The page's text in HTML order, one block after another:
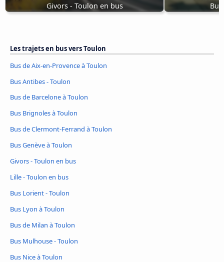
Givors - Toulon en bus
Les trajets en bus vers Toulon
Bus de Aix-en-Provence à Toulon
Bus Antibes - Toulon
Bus de Barcelone à Toulon
Bus Brignoles à Toulon
Bus de Clermont-Ferrand à Toulon
Bus Genève à Toulon
Givors - Toulon en bus
Lille - Toulon en bus
Bus Lorient - Toulon
Bus Lyon à Toulon
Bus de Milan à Toulon
Bus Mulhouse - Toulon
Bus Nice à Toulon